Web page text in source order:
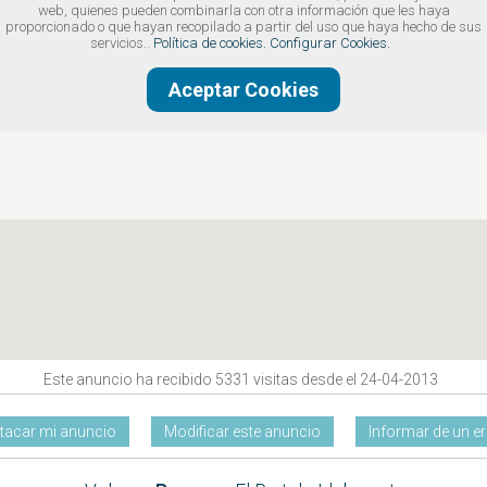
Este anuncio ha recibido 5331 visitas desde el 24-04-2013
mi anuncio Modificar este anuncio Informar de un
web, quienes pueden combinarla con otra información que les haya
proporcionado o que hayan recopilado a partir del uso que haya hecho de sus
servicios.. Política de cookies. Configurar Cookies.
Aceptar Cookies